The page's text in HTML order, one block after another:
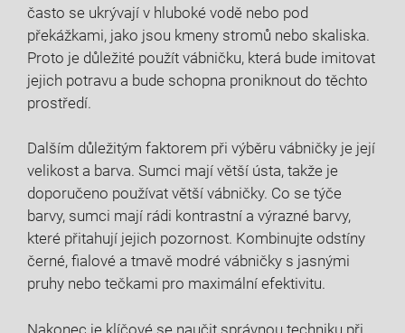
často se ukrývají v hluboké vodě nebo pod
překážkami, jako jsou kmeny stromů nebo skaliska.
Proto je důležité použít vábničku, která bude imitovat
jejich potravu a bude schopna proniknout do těchto
prostředí.
Dalším důležitým faktorem při výběru vábničky je její
velikost a barva. Sumci mají větší ústa, takže je
doporučeno používat větší vábničky. Co se týče
barvy, sumci mají rádi kontrastní a výrazné barvy,
které přitahují jejich pozornost. Kombinujte odstíny
černé, fialové a tmavě modré vábničky s jasnými
pruhy nebo tečkami pro maximální efektivitu.
Nakonec je klíčové se naučit správnou techniku při